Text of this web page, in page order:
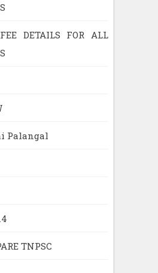
DETAILS FOR ALL
Palangal
TNPSC